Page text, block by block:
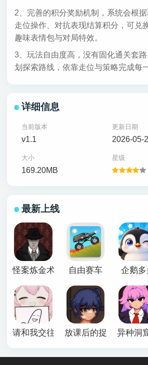
2、完善的积分奖励机制，系统会根据
走位操作、对抗表现结算积分，可兑
趣味表情包与对局特效。
3、玩法自由度高，没有固化通关套
划探索路线，依靠走位与策略完成每
详细信息
当前版本
v1.1
更新日期
2026-05-
大小
169.20MB
星级
最新上线
怪案炼金术师 自由赛车 企鹅多
请和我交往吧孙笑川前辈
放课后的捉迷藏安卓
异种洞